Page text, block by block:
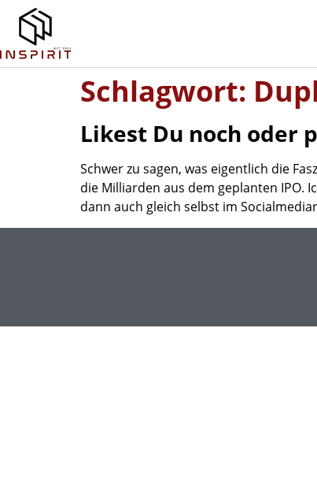
Schlagwort:
Likest Du noch oder
Schwer zu sagen, was eigentlich die
die Milliarden aus dem geplanten IPO.
dann auch gleich selbst im